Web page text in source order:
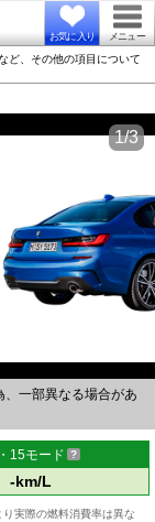
お気に入り メニュー
ど、その他の項目について
一部異なる場合があ
1/3
15モード
-km/L
実際の燃料消費率は異な